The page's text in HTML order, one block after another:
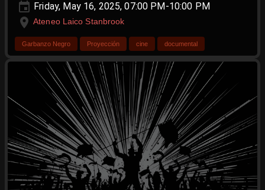
Friday, May 16, 2025, 07:00 PM-10:00 PM
Ateneo Laico Stanbrook
Garbanzo Negro Proyección cine documental